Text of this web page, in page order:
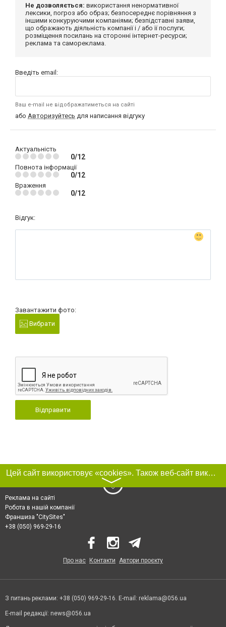
Не дозволяється: використання ненормативної
лексики, погроз або образ; безпосереднє порівняння з
іншими конкуруючими компаніями; безпідставні заяви,
що ображають діяльність компанії і / або її послуги;
розміщення посилань на сторонні інтернет-ресурси;
реклама та самореклама.
Введіть email:
Ваш e-mail не відображатиметься на сайті
або Авторизуйтесь для написання відгуку
Актуальність
0/12
Повнота інформації
0/12
Враження
0/12
Відгук:
Завантажити фото:
Вибрати
Відправити
Цей сайт використовує «cookies». Також веб-сайт використовує інтернет-сервіс для збору технічних даних стосовно відвідувачів з метою отримання маркетингової та статистичної інформації. Умови обробки даних відвідувачів сайту див.
〉
Реклама на сайті
Робота в нашій компанії
Франшиза "CitySites"
+38 (050) 969-29-16
Про нас Контакти Автори проєкту
З питань реклами: +38 (050) 969-29-16. E-mail: reklama@056.ua
E-mail редакції: news@056.ua